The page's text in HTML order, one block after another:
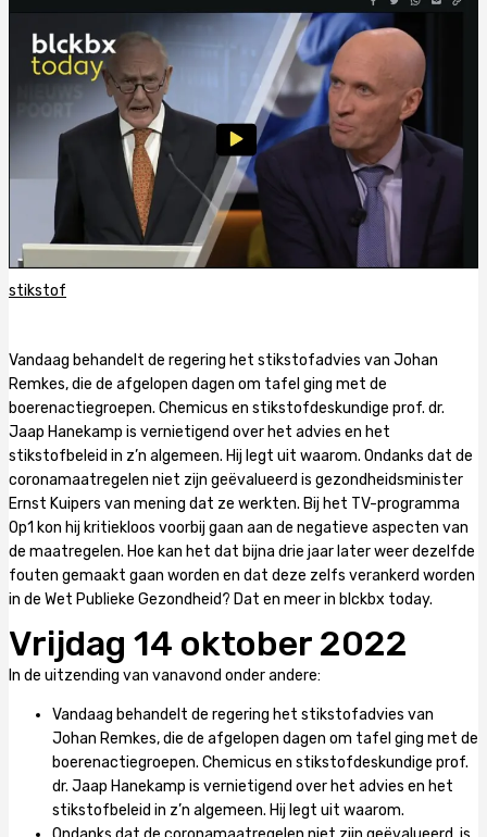
stikstof
Vandaag behandelt de regering het stikstofadvies van Johan
Remkes, die de afgelopen dagen om tafel ging met de
boerenactiegroepen. Chemicus en stikstofdeskundige prof. dr.
Jaap Hanekamp is vernietigend over het advies en het
stikstofbeleid in z’n algemeen. Hij legt uit waarom. Ondanks dat de
coronamaatregelen niet zijn geëvalueerd is gezondheidsminister
Ernst Kuipers van mening dat ze werkten. Bij het TV-programma
Op1 kon hij kritiekloos voorbij gaan aan de negatieve aspecten van
de maatregelen. Hoe kan het dat bijna drie jaar later weer dezelfde
fouten gemaakt gaan worden en dat deze zelfs verankerd worden
in de Wet Publieke Gezondheid? Dat en meer in blckbx today.
Vrijdag 14 oktober 2022
In de uitzending van vanavond onder andere:
Vandaag behandelt de regering het stikstofadvies van
Johan Remkes, die de afgelopen dagen om tafel ging met de
boerenactiegroepen. Chemicus en stikstofdeskundige prof.
dr. Jaap Hanekamp is vernietigend over het advies en het
stikstofbeleid in z’n algemeen. Hij legt uit waarom.